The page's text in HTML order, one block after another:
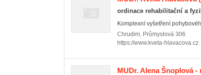
ordinace rehabilitační a
Komplexní vyšetření
Chrudim, Průmyslová 306
https://www.kveta-hlavacova.cz
MUDr. Alena Šnoplová